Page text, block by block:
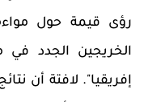
رؤى قيمة حول
الخريجين الجدد
إفريقيا". لافتة أن